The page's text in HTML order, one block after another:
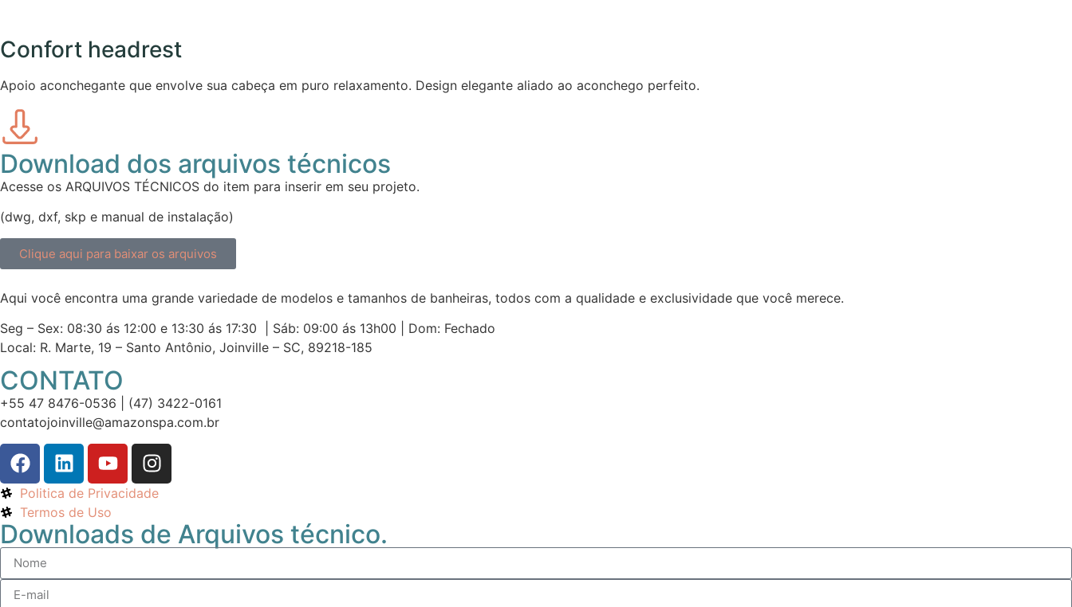
Confort headrest
Apoio aconchegante que envolve sua cabeça em puro relaxamento. Design elegante aliado ao aconchego perfeito.
Download dos arquivos técnicos
Acesse os ARQUIVOS TÉCNICOS do item para inserir em seu projeto.
(dwg, dxf, skp e manual de instalação)
Clique aqui para baixar os arquivos
Aqui você encontra uma grande variedade de modelos e tamanhos de banheiras, todos com a qualidade e exclusividade que você merece.
Seg – Sex: 08:30 ás 12:00 e 13:30 ás 17:30 | Sáb: 09:00 ás 13h00 | Dom: Fechado
Local: R. Marte, 19 – Santo Antônio, Joinville – SC, 89218-185
CONTATO
+55 47 8476-0536 | (47) 3422-0161
contatojoinville@amazonspa.com.br
Politica de Privacidade
Termos de Uso
Downloads de Arquivos técnico.